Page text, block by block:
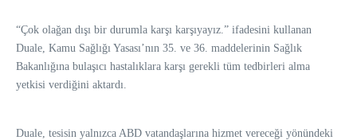
“Çok olağan dışı bir durumla karşı karşıyayız.” ifadesini kullanan
Duale, Kamu Sağlığı Yasası’nın 35. ve 36. maddelerinin Sağlık
Bakanlığına bulaşıcı hastalıklara karşı gerekli tüm tedbirleri alma
yetkisi verdiğini aktardı.
Duale, tesisin yalnızca ABD vatandaşlarına hizmet vereceği yönündeki